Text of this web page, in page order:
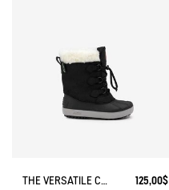
THE VERSATILE CHILDREN'S APRÈS-SKI BOOT 125,00$